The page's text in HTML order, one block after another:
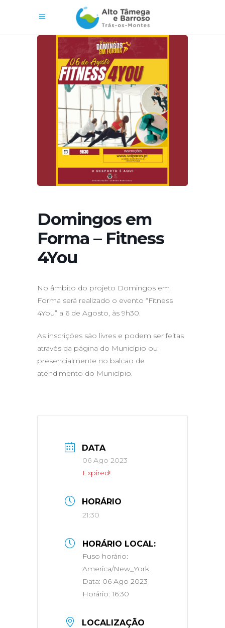
Domingos em
Forma – Fitness
4You
No âmbito do projeto Domingos em
Forma será realizado o evento “Fitness
4You” a 6 de Agosto, às 9h30.
As inscrições são livres e podem ser feitas
através da página do Município ou
presencialmente no balcão de
atendimento do Município.
DATA
06 Ago 2023
Expired!
HORÁRIO
21:30
HORÁRIO LOCAL:
Fuso horário:
America/New_York
Data: 06 Ago 2023
Horário:16:30
LOCALIZAÇÃO